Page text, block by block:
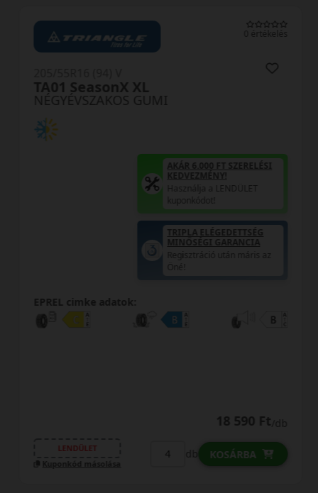
0 értékelés
NÉGYÉVSZAKOS GUMI
TA01 SeasonX XL
AKÁR 6.000 FT SZERELÉSI
KEDVEZMÉNY!
Használja a LENDÜLET
kuponkódot!
TRIPLA ELÉGEDETTSÉG
MINŐSÉGI GARANCIA
Regisztráció után máris az
Öné!
EPREL cimke adatok:
18 590 Ft/db
LENDÜLET
Kuponkód másolása
db KOSÁRBA